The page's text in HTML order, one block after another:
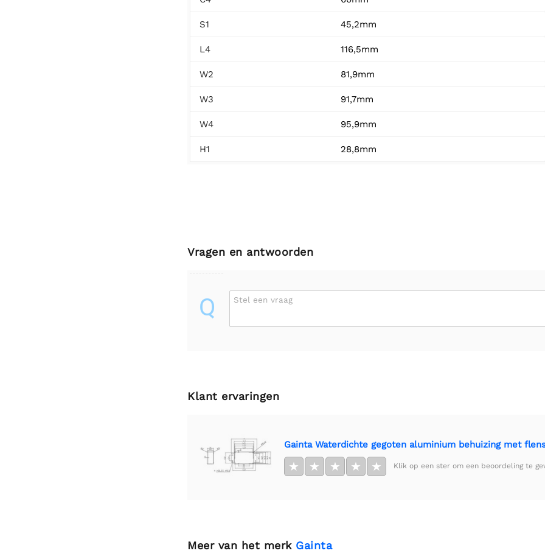
S1 45,2mm
L4 116,5mm
W2 81,9mm
W3 91,7mm
W4 95,9mm
H1 28,8mm
Vragen en antwoorden
Q Stel een vraag
Klant ervaringen
Gainta Waterdichte gegoten aluminium behuizing met
★ ★ ★ ★ ★ Klik op een ster om een beoordeling te
Meer van het merk Gainta